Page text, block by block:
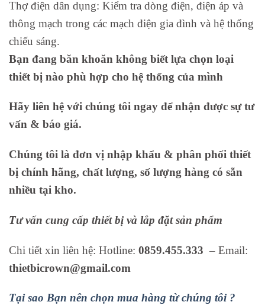
Thợ điện dân dụng: Kiểm tra dòng điện, điện áp và
thông mạch trong các mạch điện gia đình và hệ thống
chiếu sáng.
Bạn đang băn khoăn không biết lựa chọn loại
thiết bị nào phù hợp cho hệ thống của mình
Hãy liên hệ với chúng tôi ngay để nhận được sự tư
vấn & báo giá.
Chúng tôi là đơn vị nhập khẩu & phân phối thiết
bị chính hãng, chất lượng, số lượng hàng có sẵn
nhiều tại kho.
Tư vấn cung cấp thiết bị và lắp đặt sản phẩm
Chi tiết xin liên hệ: Hotline: 0859.455.333 – Email:
thietbicrown@gmail.com
Tại sao Bạn nên chọn mua hàng từ chúng tôi ?